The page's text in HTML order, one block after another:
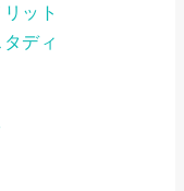
ット
ディ